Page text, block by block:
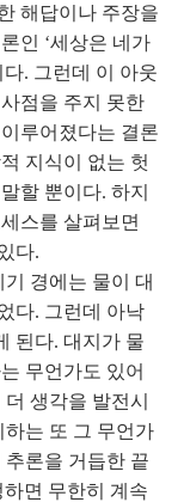
해답이나 주장을
인 ‘세상은 네가
. 그런데 이 아웃
점을 주지 못한
루어졌다는 결론
지식이 없는 헛
할 뿐이다. 하지
스를 살펴보면
다.
경에는 물이 대
다. 그런데 아낙
된다. 대지가 물
무언가도 있어
생각을 발전시
하는 또 그 무언가
추론을 거듭한 끝
면 무한히 계속